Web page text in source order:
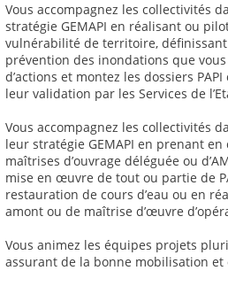
Vous accompagnez les collectivités
stratégie GEMAPI en réalisant ou
vulnérabilité de territoire,
prévention des inondations que
d’actions et montez les dossiers
leur validation par les Services de
Vous accompagnez les collectivités
leur stratégie GEMAPI en prenant
maîtrises d’ouvrage déléguée ou
mise en œuvre de tout ou partie de
restauration de cours d’eau ou en
amont ou de maîtrise d’œuvre
Vous animez les équipes projets
assurant de la bonne mobilisation et